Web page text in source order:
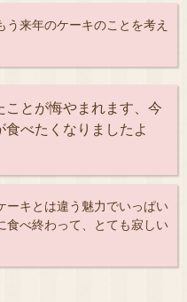
来年のケーキのことを考え
ことが悔やまれます、今
食べたくなりましたよ
ーキとは違う魅力でいっぱい
食べ終わって、とても寂しい